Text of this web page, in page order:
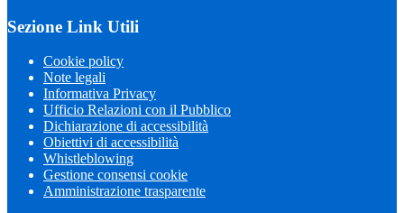
Sezione Link Utili
Cookie policy
Note legali
Informativa Privacy
Ufficio Relazioni con il Pubblico
Dichiarazione di accessibilità
Obiettivi di accessibilità
Whistleblowing
Gestione consensi cookie
Amministrazione trasparente